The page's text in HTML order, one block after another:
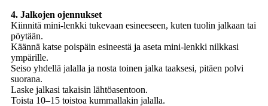
4. Jalkojen ojennukset
Kiinnitä mini-lenkki tukevaan esineeseen, kuten tuolin jalkaan tai
pöytään.
Käännä katse poispäin esineestä ja aseta mini-lenkki nilkkasi
ympärille.
Seiso yhdellä jalalla ja nosta toinen jalka taaksesi, pitäen polvi
suorana.
Laske jalkasi takaisin lähtöasentoon.
Toista 10–15 toistoa kummallakin jalalla.